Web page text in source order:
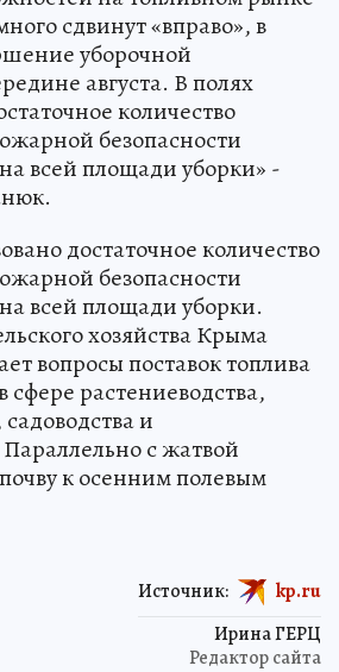
сдвинут «вправо», в
уборочной
августа. В полях
количество
безопасности
всей площади уборки» -
достаточное количество
безопасности
всей площади уборки.
хозяйства Крыма
вопросы поставок топлива
сфере растениеводства,
и
с жатвой
к осенним полевым
Ирина ГЕРЦ
Редактор сайта
Источник: kp.ru